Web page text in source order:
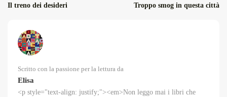
Il treno dei desideri
Troppo smog in questa città
Scritto con la passione per la lettura da
Elisa
<p style="text-align: justify;"><em>Non leggo mai i libri che